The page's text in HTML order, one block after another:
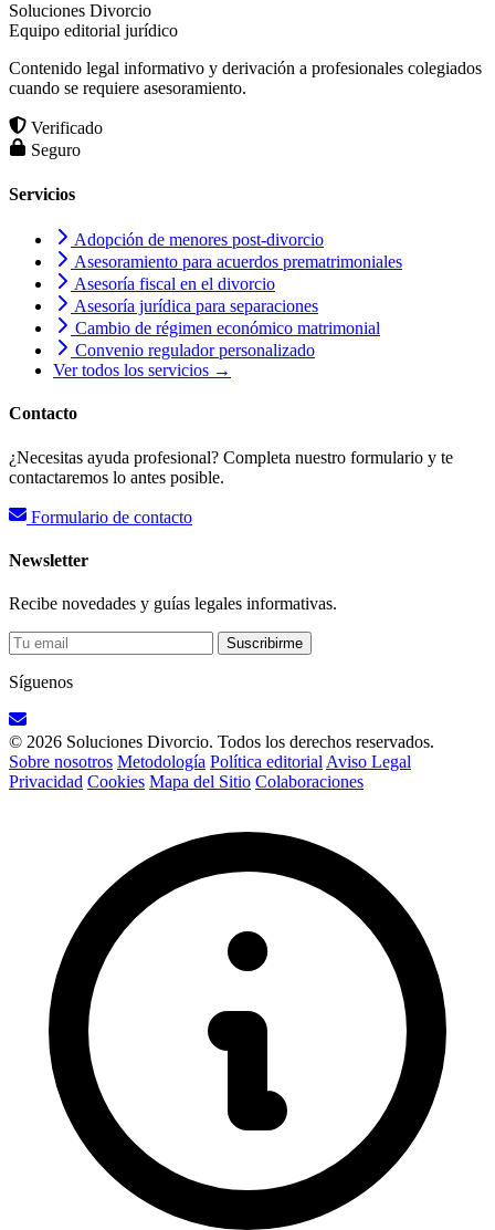
Soluciones Divorcio
Equipo editorial jurídico
Contenido legal informativo y derivación a profesionales colegiados
cuando se requiere asesoramiento.
Verificado
Seguro
Servicios
Adopción de menores post-divorcio
Asesoramiento para acuerdos prematrimoniales
Asesoría fiscal en el divorcio
Asesoría jurídica para separaciones
Cambio de régimen económico matrimonial
Convenio regulador personalizado
Ver todos los servicios →
Contacto
¿Necesitas ayuda profesional? Completa nuestro formulario y te
contactaremos lo antes posible.
Formulario de contacto
Newsletter
Recibe novedades y guías legales informativas.
Suscribirme
Síguenos
© 2026 Soluciones Divorcio. Todos los derechos reservados.
Sobre nosotros Metodología Política editorial Aviso Legal
Privacidad Cookies Mapa del Sitio Colaboraciones